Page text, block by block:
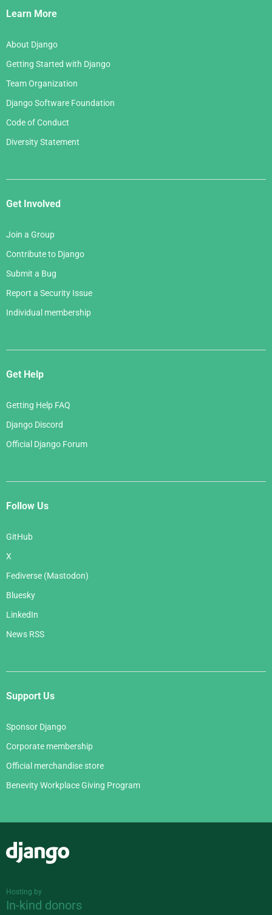
Links
Learn More
About Django
Getting Started with Django
Team Organization
Django Software Foundation
Code of Conduct
Diversity Statement
Get Involved
Join a Group
Contribute to Django
Submit a Bug
Report a Security Issue
Individual membership
Get Help
Getting Help FAQ
Django Discord
Official Django Forum
Follow Us
GitHub
X
Fediverse (Mastodon)
Bluesky
LinkedIn
News RSS
Support Us
Sponsor Django
Corporate membership
Official merchandise store
Benevity Workplace Giving Program
Hosting by
In-kind donors